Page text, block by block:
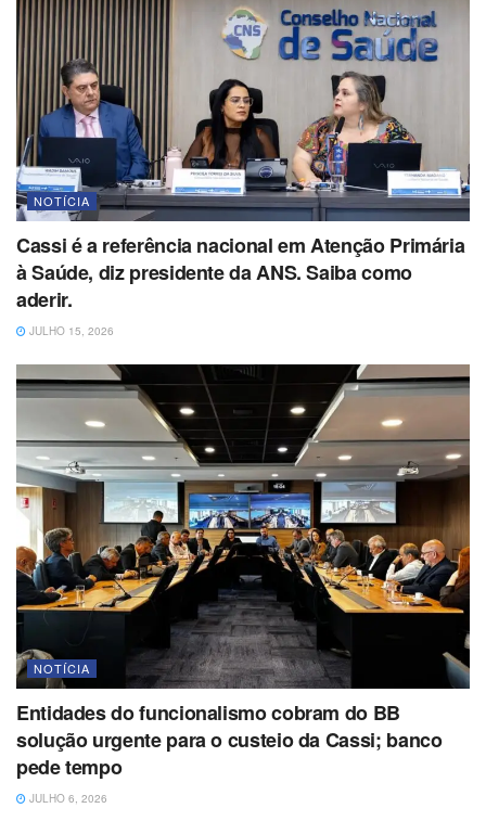
NOTÍCIA
Cassi é a referência nacional em Atenção Primária
à Saúde, diz presidente da ANS. Saiba como
aderir.
JULHO 15, 2026
NOTÍCIA
Entidades do funcionalismo cobram do BB
solução urgente para o custeio da Cassi; banco
pede tempo
JULHO 6, 2026